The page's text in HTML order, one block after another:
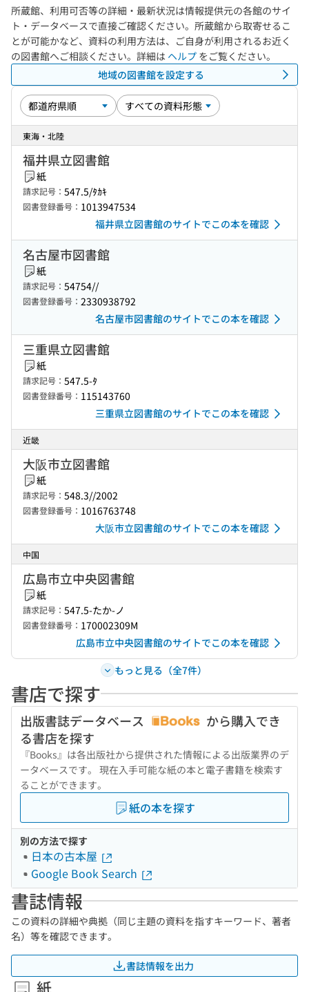
所蔵館、利用可否等の詳細・最新状況は情報提供元の各館のサイ
ト・データベースで直接ご確認ください。所蔵館から取寄せるこ
とが可能かなど、資料の利用方法は、ご自身が利用されるお近く
の図書館へご相談ください。詳細は ヘルプ をご覧ください。
地域の図書館を設定する
東海・北陸
福井県立図書館
紙
請求記号： 547.5/ﾀｶｷ
図書登録番号： 1013947534
福井県立図書館のサイトでこの本を確認
名古屋市図書館
紙
請求記号： 54754//
図書登録番号： 2330938792
名古屋市図書館のサイトでこの本を確認
三重県立図書館
紙
請求記号： 547.5-ﾀ
図書登録番号： 115143760
三重県立図書館のサイトでこの本を確認
近畿
大阪市立図書館
紙
請求記号： 548.3//2002
図書登録番号： 1016763748
大阪市立図書館のサイトでこの本を確認
中国
広島市立中央図書館
紙
請求記号： 547.5-たか-ノ
図書登録番号： 170002309M
広島市立中央図書館のサイトでこの本を確認
もっと見る（全7件）
書店で探す
出版書誌データベース
から購入でき
る書店を探す
『Books』は各出版社から提供された情報による出版業界のデ
ータベースです。 現在入手可能な紙の本と電子書籍を検索す
ることができます。
紙の本を探す
別の方法で探す
日本の古本屋
Google Book Search
書誌情報
この資料の詳細や典拠（同じ主題の資料を指すキーワード、著者
名）等を確認できます。
書誌情報を出力
紙